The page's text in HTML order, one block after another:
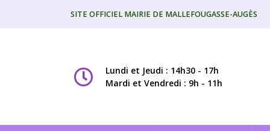
SITE OFFICIEL MAIRIE DE MALLEFOUGASSE-AUGÈS
Lundi et Jeudi : 14h30 - 17h
Mardi et Vendredi : 9h - 11h